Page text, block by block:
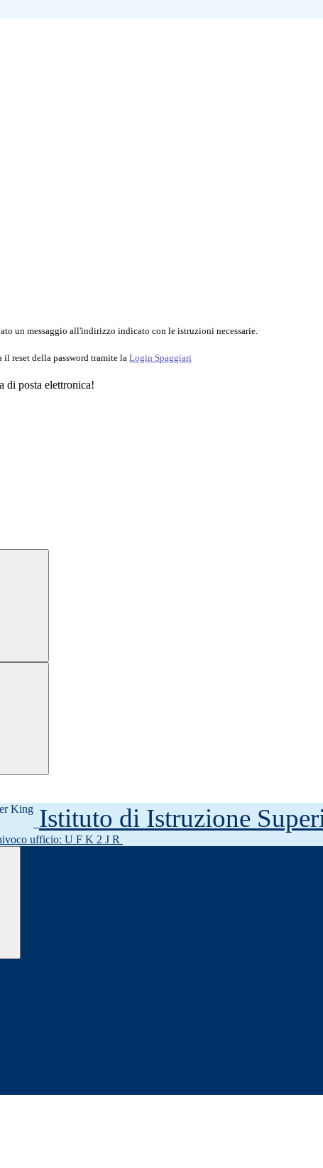
un messaggio all'indirizzo indicato con le istruzioni necessarie.
il reset della password tramite la Login Spaggiari
di posta elettronica!
Istituto di Istruzione
ufficio: U F K 2 J R